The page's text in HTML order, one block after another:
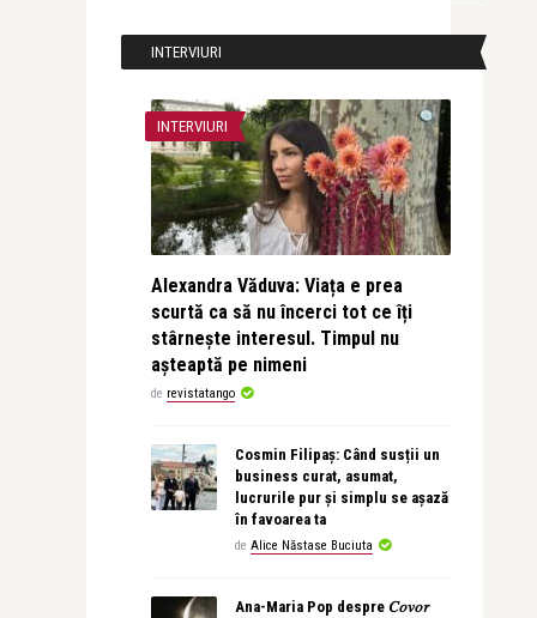
INTERVIURI
INTERVIURI
Alexandra Văduva: Viața e prea
scurtă ca să nu încerci tot ce îți
stârnește interesul. Timpul nu
așteaptă pe nimeni
de revistatango
Cosmin Filipaș: Când susții un
business curat, asumat,
lucrurile pur și simplu se așază
în favoarea ta
de Alice Năstase Buciuta
Ana-Maria Pop despre 𝐶𝑜𝑣𝑜𝑟